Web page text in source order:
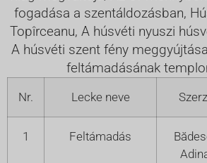
fogadása a szentáldozásban,
Topîrceanu, A húsvéti nyuszi
A húsvéti szent fény
feltámadásának
Nr. Lecke neve
1 Feltámadás